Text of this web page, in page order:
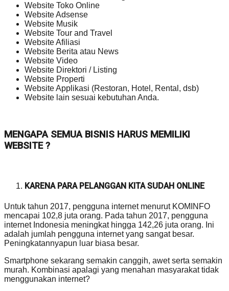
Website Toko Online
Website Adsense
Website Musik
Website Tour and Travel
Website Afiliasi
Website Berita atau News
Website Video
Website Direktori / Listing
Website Properti
Website Applikasi (Restoran, Hotel, Rental, dsb)
Website lain sesuai kebutuhan Anda.
MENGAPA SEMUA BISNIS HARUS MEMILIKI
WEBSITE ?
KARENA PARA PELANGGAN KITA SUDAH ONLINE
Untuk tahun 2017, pengguna internet menurut KOMINFO
mencapai 102,8 juta orang. Pada tahun 2017, pengguna
internet Indonesia meningkat hingga 142,26 juta orang. Ini
adalah jumlah pengguna internet yang sangat besar.
Peningkatannyapun luar biasa besar.
Smartphone sekarang semakin canggih, awet serta semakin
murah. Kombinasi apalagi yang menahan masyarakat tidak
menggunakan internet?